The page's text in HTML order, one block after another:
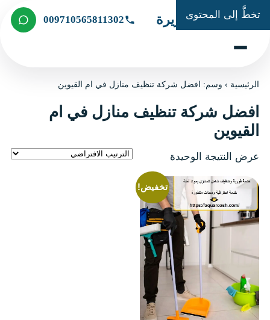
تخطَّ إلى المحتوى
شركة الجزيرة 009710565811302
الرئيسية ›وسم: افضل شركة تنظيف منازل في ام القيوين
افضل شركة تنظيف منازل في ام
القيوين
عرض النتيجة الوحيدة
تخفيض!